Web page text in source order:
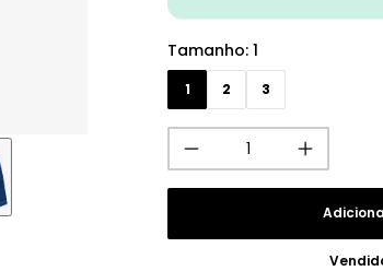
Tamanho: 1
1 2 3